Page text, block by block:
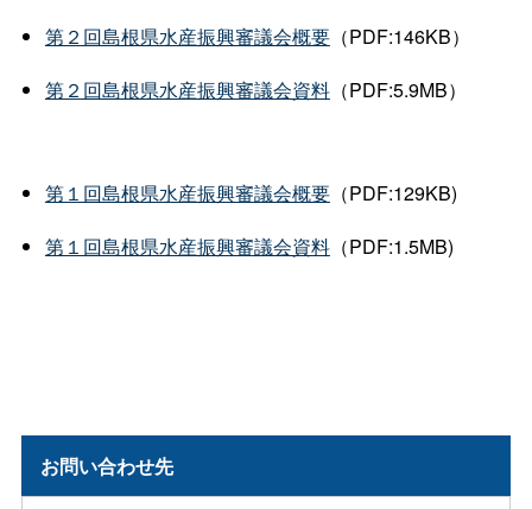
第２回島根県水産振興審議会概要（PDF:146KB）
第２回島根県水産振興審議会資料（PDF:5.9MB）
第１回島根県水産振興審議会概要（PDF:129KB)
第１回島根県水産振興審議会資料（PDF:1.5MB)
お問い合わせ先